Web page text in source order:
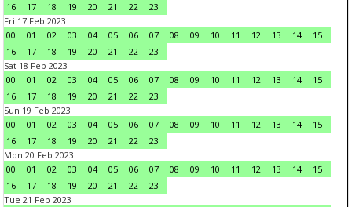
16
17 18 19 20 21 22
23
Fri 17 Feb 2023
00
01 02 03 04 05 06 07 08 09 10 11 12 13 14
15
16
17 18 19 20 21 22
23
Sat 18 Feb 2023
00
01 02 03 04 05 06 07 08 09 10 11 12 13 14
15
16
17 18 19 20 21 22
23
Sun 19 Feb 2023
00
01 02 03 04 05 06 07 08 09 10 11 12 13 14
15
16
17 18 19 20 21 22
23
Mon 20 Feb 2023
00
01 02 03 04 05 06 07 08 09 10 11 12 13 14
15
16
17 18 19 20 21 22
23
Tue 21 Feb 2023